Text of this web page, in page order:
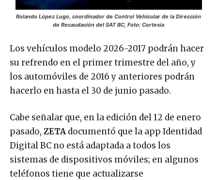
Rolando López Lugo, coordinador de Control Vehicular de la Dirección
de Recaudación del SAT BC, Foto: Cortesía
Los vehículos modelo 2026-2017 podrán hacer
su refrendo en el primer trimestre del año, y
los automóviles de 2016 y anteriores podrán
hacerlo en hasta el 30 de junio pasado.
Cabe señalar que, en la edición del 12 de enero
pasado, ZETA documentó que la app Identidad
Digital BC no está adaptada a todos los
sistemas de dispositivos móviles; en algunos
teléfonos tiene que actualizarse